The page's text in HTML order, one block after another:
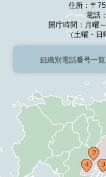
住所：〒
電話
開庁時間：月曜
（土曜・日
組織別電話番号一覧